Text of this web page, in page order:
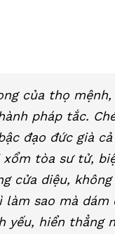
của thọ
pháp tắc.
đạo đức già
tòa sư tử,
cửa diệu,
sao mà dám
yếu, hiển thẳng